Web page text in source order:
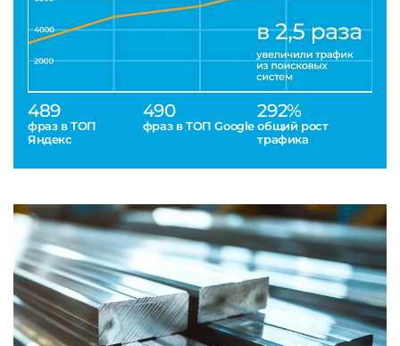
489
фраз в ТОП
Яндекс
490
фраз в ТОП Google
292%
общий рост
трафика